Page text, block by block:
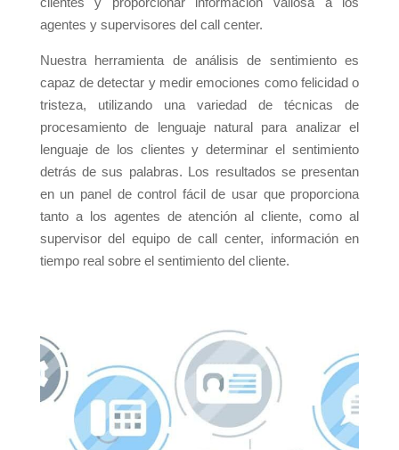
agentes y supervisores del call center.
Nuestra herramienta de análisis de sentimiento es
capaz de detectar y medir emociones como felicidad o
tristeza, utilizando una variedad de técnicas de
procesamiento de lenguaje natural para analizar el
lenguaje de los clientes y determinar el sentimiento
detrás de sus palabras. Los resultados se presentan
en un panel de control fácil de usar que proporciona
tanto a los agentes de atención al cliente, como al
supervisor del equipo de call center, información en
tiempo real sobre el sentimiento del cliente.